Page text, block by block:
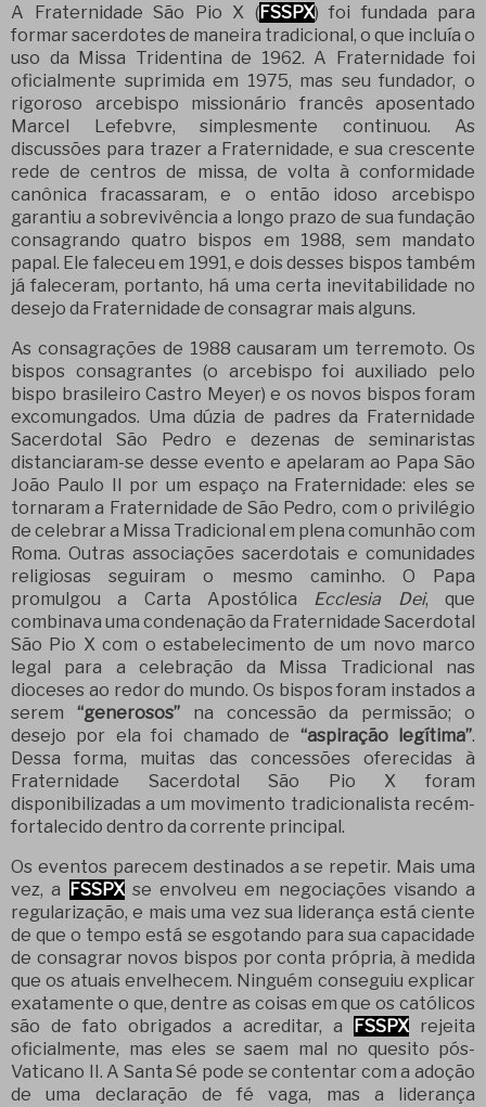
A Fraternidade São Pio X (FSSPX) foi fundada para
formar sacerdotes de maneira tradicional, o que incluía o
uso da Missa Tridentina de 1962. A Fraternidade foi
oficialmente suprimida em 1975, mas seu fundador, o
rigoroso arcebispo missionário francês aposentado
Marcel Lefebvre, simplesmente continuou. As
discussões para trazer a Fraternidade, e sua crescente
rede de centros de missa, de volta à conformidade
canônica fracassaram, e o então idoso arcebispo
garantiu a sobrevivência a longo prazo de sua fundação
consagrando quatro bispos em 1988, sem mandato
papal. Ele faleceu em 1991, e dois desses bispos também
já faleceram, portanto, há uma certa inevitabilidade no
desejo da Fraternidade de consagrar mais alguns.
As consagrações de 1988 causaram um terremoto. Os
bispos consagrantes (o arcebispo foi auxiliado pelo
bispo brasileiro Castro Meyer) e os novos bispos foram
excomungados. Uma dúzia de padres da Fraternidade
Sacerdotal São Pedro e dezenas de seminaristas
distanciaram-se desse evento e apelaram ao Papa São
João Paulo II por um espaço na Fraternidade: eles se
tornaram a Fraternidade de São Pedro, com o privilégio
de celebrar a Missa Tradicional em plena comunhão com
Roma. Outras associações sacerdotais e comunidades
religiosas seguiram o mesmo caminho. O Papa
promulgou a Carta Apostólica Ecclesia Dei, que
combinava uma condenação da Fraternidade Sacerdotal
São Pio X com o estabelecimento de um novo marco
legal para a celebração da Missa Tradicional nas
dioceses ao redor do mundo. Os bispos foram instados a
serem “generosos”na concessão da permissão; o
desejo por ela foi chamado de “aspiração legítima”.
Dessa forma, muitas das concessões oferecidas à
Fraternidade Sacerdotal São Pio X foram
disponibilizadas a um movimento tradicionalista recém-
fortalecido dentro da corrente principal.
Os eventos parecem destinados a se repetir. Mais uma
vez, a FSSPXse envolveu em negociações visando a
regularização, e mais uma vez sua liderança está ciente
de que o tempo está se esgotando para sua capacidade
de consagrar novos bispos por conta própria, à medida
que os atuais envelhecem. Ninguém conseguiu explicar
exatamente o que, dentre as coisas em que os católicos
são de fato obrigados a acreditar, a FSSPX rejeita
oficialmente, mas eles se saem mal no quesito pós-
Vaticano II. A Santa Sé pode se contentar com a adoção
de uma declaração de fé vaga, mas a liderança